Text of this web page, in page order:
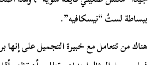
ببساطة لستُ “نيسكافيه”.
هناك من تتعامل مع خبيرة التجميل على إنها